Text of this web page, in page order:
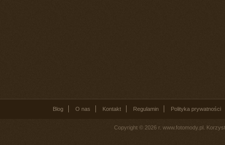
Blog O nas Kontakt Regulamin Polityka prywatności
Copyright © 2026 r. www.fotomody.pl.